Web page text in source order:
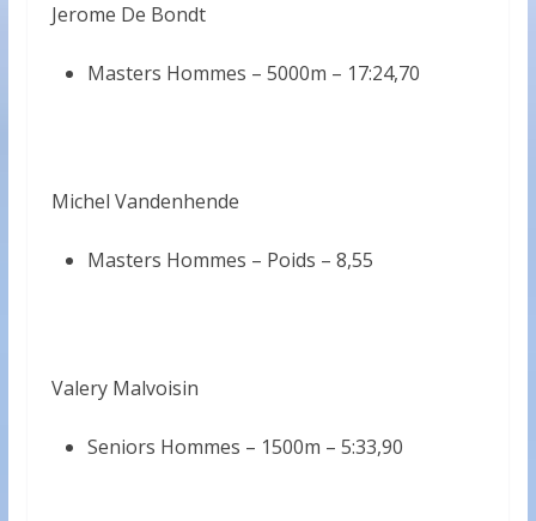
Jerome De Bondt
Masters Hommes – 5000m – 17:24,70
Michel Vandenhende
Masters Hommes – Poids – 8,55
Valery Malvoisin
Seniors Hommes – 1500m – 5:33,90